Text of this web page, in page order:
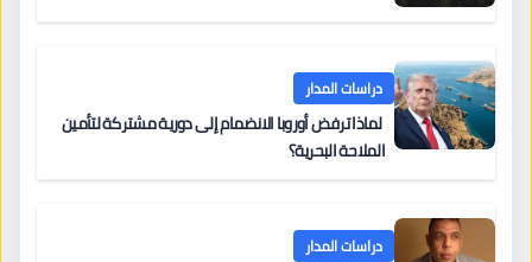
دراسات المدار
لماذا ترفض أوروبا الانضمام إلى دورية مشتركة لتأمين
الملاحة البحرية؟
دراسات المدار